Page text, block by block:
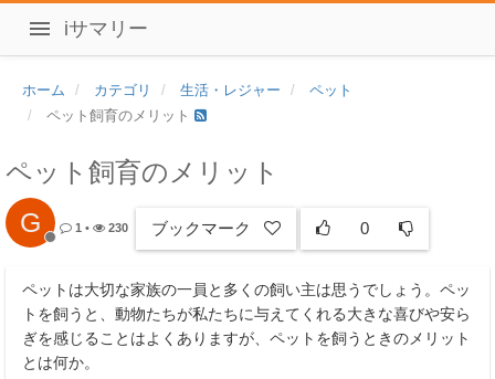
iサマリー
ホーム カテゴリ 生活・レジャー
ペット
ペット飼育のメリット
ペット飼育のメリット
G 1 • 230 ブックマーク 0
ペットは大切な家族の一員と多くの飼い主は思うでしょう。ペッ
トを飼うと、動物たちが私たちに与えてくれる大きな喜びや安ら
ぎを感じることはよくありますが、ペットを飼うときのメリット
とは何か。